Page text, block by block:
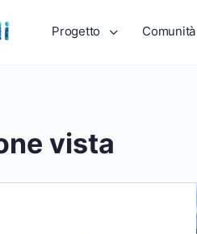
Progetto Comunità
vista